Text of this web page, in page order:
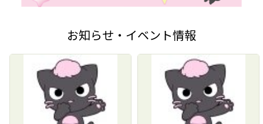
お知らせ・イベント情報